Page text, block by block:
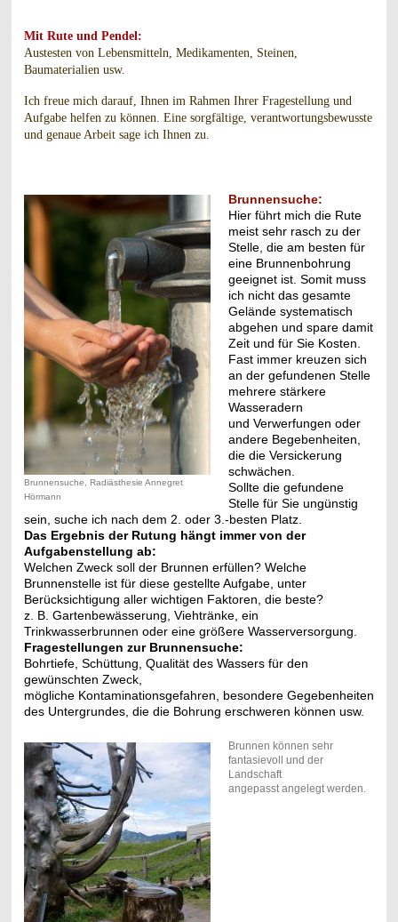
Mit Rute und Pendel:
Austesten von Lebensmitteln, Medikamenten, Steinen,
Baumaterialien usw.
Ich freue mich darauf, Ihnen im Rahmen Ihrer Fragestellung und
Aufgabe helfen zu können. Eine sorgfältige, verantwortungsbewusste
und genaue Arbeit sage ich Ihnen zu.
Brunnensuche, Radiästhesie Annegret
Hörmann
Brunnensuche:
Hier führt mich die Rute
meist sehr rasch zu der
Stelle, die am besten für
eine Brunnenbohrung
geeignet ist. Somit muss
ich nicht das gesamte
Gelände systematisch
abgehen und spare damit
Zeit und für Sie Kosten.
Fast immer kreuzen sich
an der gefundenen Stelle
mehrere stärkere
Wasseradern
und Verwerfungen oder
andere Begebenheiten,
die die Versickerung
schwächen.
Sollte die gefundene
Stelle für Sie ungünstig
sein, suche ich nach dem 2. oder 3.-besten Platz.
Das Ergebnis der Rutung hängt immer von der
Aufgabenstellung ab:
Welchen Zweck soll der Brunnen erfüllen? Welche
Brunnenstelle ist für diese gestellte Aufgabe, unter
Berücksichtigung aller wichtigen Faktoren, die beste?
z. B. Gartenbewässerung, Viehtränke, ein
Trinkwasserbrunnen oder eine größere Wasserversorgung.
Fragestellungen zur Brunnensuche:
Bohrtiefe, Schüttung, Qualität des Wassers für den
gewünschten Zweck,
mögliche Kontaminationsgefahren, besondere Gegebenheiten
des Untergrundes, die die Bohrung erschweren können usw.
Brunnen können sehr
fantasievoll und der
Landschaft
angepasst angelegt werden.